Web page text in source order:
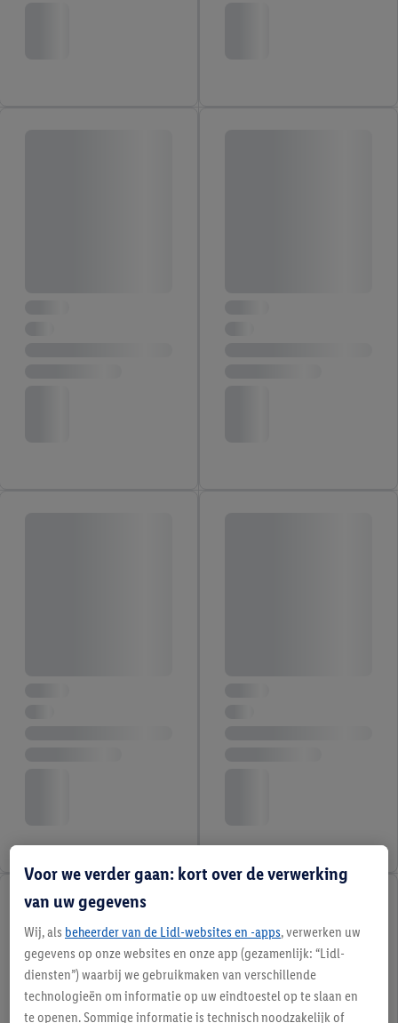
Voor we verder gaan: kort over de verwerking
van uw gegevens
Wij, als beheerder van de Lidl-websites en -apps, verwerken uw
gegevens op onze websites en onze app (gezamenlijk: “Lidl-
diensten”) waarbij we gebruikmaken van verschillende
technologieën om informatie op uw eindtoestel op te slaan en
te openen. Sommige informatie is technisch noodzakelijk of